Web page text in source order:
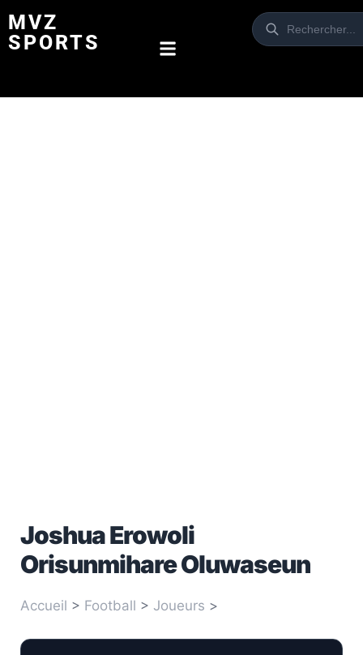
MVZ
SPORTS
Joshua Erowoli
Orisunmihare Oluwaseun
Accueil > Football > Joueurs >